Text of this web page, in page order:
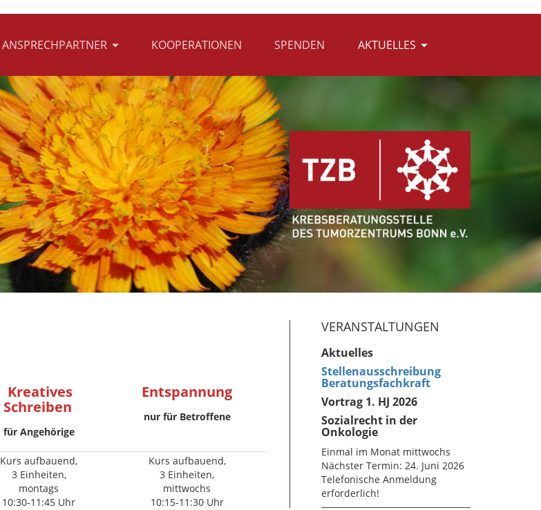
ANSPRECHPARTNER KOOPERATIONEN SPENDEN AKTUELLES
Kreatives
Schreiben
für Angehörige
Entspannung
nur für Betroffene
Kurs aufbauend,
3 Einheiten,
montags
10:30-11:45 Uhr
Kurs aufbauend,
3 Einheiten,
mittwochs
10:15-11:30 Uhr
VERANSTALTUNGEN
Aktuelles
Stellenausschreibung
Beratungsfachkraft
Vortrag 1. HJ 2026
Sozialrecht in der
Onkologie
Einmal im Monat mittwochs
Nächster Termin: 24. Juni 2026
Telefonische Anmeldung
erforderlich!